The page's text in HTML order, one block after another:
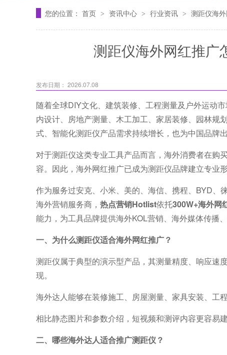
您的位置： 首页 > 资讯中心 > 行业资讯 > 测距仪海
测距仪海外网红推广
发布日期： 2026.07.08
随着全球DIY文化、建筑装修、工程测量及户外运动
内设计、房地产测量、木工加工、家居装修、园林规
式、智能化测距仪产品需求持续增长，也为中国品牌
对于测距仪这类专业工具产品而言，海外消费者在购
容。因此，海外网红推广已成为测距仪品牌建立专业
作为服务过安克、小米、美的、海信、携程、BYD
海外营销服务商， 热点营销Hotlist依托300W+海外网
能力，为工具品牌提供海外KOL营销、海外媒体传播
一、为什么测距仪适合海外网红推广？
测距仪属于典型的演示型产品，其测量精度、响应速
现。
海外达人能够在装修施工、房屋测量、家具安装、工
相比静态图片和参数介绍，短视频和测评内容更容易
二、哪些海外达人适合推广测距仪？